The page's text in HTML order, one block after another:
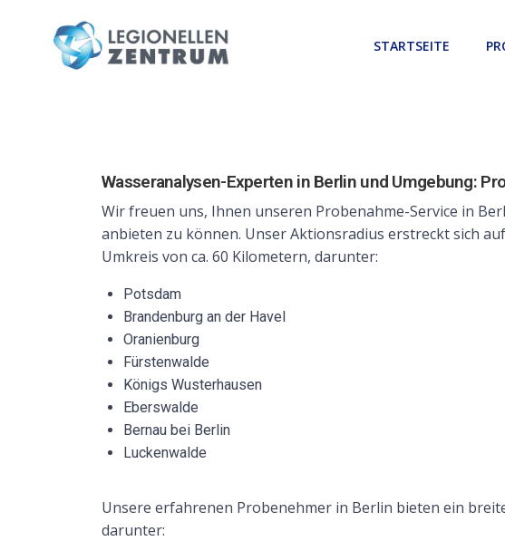
STARTSEITE
Wasseranalysen-Experten in Berlin und Umgebung:
Wir freuen uns, Ihnen unseren Probenahme-Service in
anbieten zu können. Unser Aktionsradius erstreckt sich
Umkreis von ca. 60 Kilometern, darunter:
Potsdam
Brandenburg an der Havel
Oranienburg
Fürstenwalde
Königs Wusterhausen
Eberswalde
Bernau bei Berlin
Luckenwalde
Unsere erfahrenen Probenehmer in Berlin bieten ein
darunter: